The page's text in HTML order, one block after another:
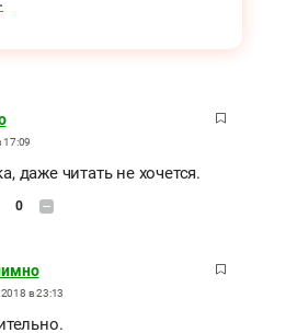
17:09
даже читать не хочется.
0
в 23:13